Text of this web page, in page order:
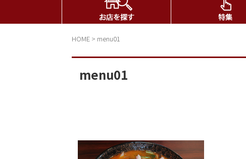
HOME > menu01
menu01